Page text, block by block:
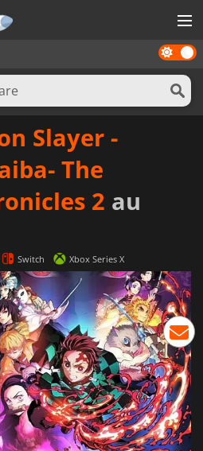
Dark
mode
Slayer -
The
2 au
Switch Xbox Series X